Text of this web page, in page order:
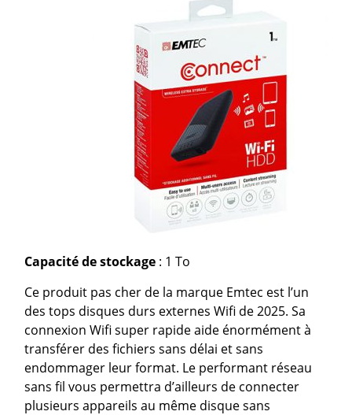
Capacité de stockage : 1 To
Ce produit pas cher de la marque Emtec est l’un
des tops disques durs externes Wifi de 2025. Sa
connexion Wifi super rapide aide énormément à
transférer des fichiers sans délai et sans
endommager leur format. Le performant réseau
sans fil vous permettra d’ailleurs de connecter
plusieurs appareils au même disque sans